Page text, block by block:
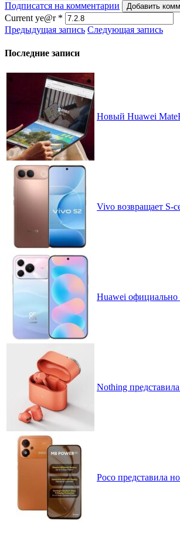
Подписатся на комментарии Добавить
Current ye@r *
Предыдущая запись Следующая запись
Последние записи
Новый Huawei
Vivo возвращает S-
Huawei официально
Nothing
Poco представила